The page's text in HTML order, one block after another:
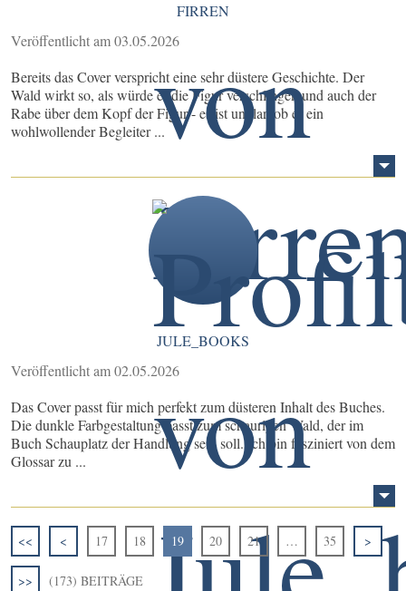
FIRREN
Veröffentlicht am 03.05.2026
Bereits das Cover verspricht eine sehr düstere Geschichte. Der
Wald wirkt so, als würde er die Figur verschlingen und auch der
Rabe über dem Kopf der Figur - es ist unklar, ob er ein
wohlwollender Begleiter ...
JULE_BOOKS
Veröffentlicht am 02.05.2026
Das Cover passt für mich perfekt zum düsteren Inhalt des Buches.
Die dunkle Farbgestaltung passt zum schaurigen Wald, der im
Buch Schauplatz der Handlung sein soll. Ich bin fasziniert von dem
Glossar zu ...
<< < 17 18 19 20 21 … 35 >
>> (173) BEITRÄGE